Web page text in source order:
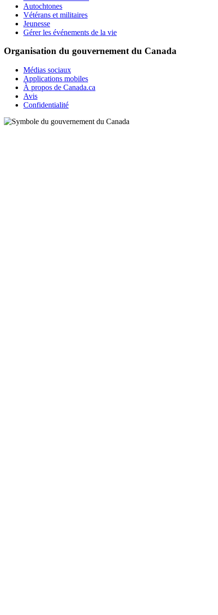
Autochtones
Vétérans et militaires
Jeunesse
Gérer les événements de la vie
Organisation du gouvernement du Canada
Médias sociaux
Applications mobiles
À propos de Canada.ca
Avis
Confidentialité